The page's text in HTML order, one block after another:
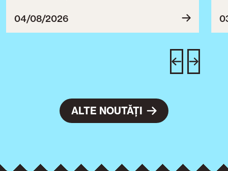
04/08/2026
ALTE NOUTĂȚI